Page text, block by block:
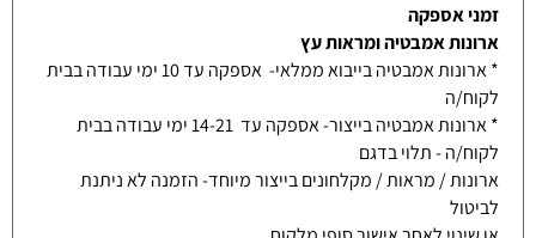
זמני אספקה
ארונות אמבטיה ומראות עץ
* ארונות אמבטיה בייבוא ממלאי- אספקה עד 10 ימי עבודה בבית
לקוח/ה
* ארונות אמבטיה בייצור- אספקה עד 14-21 ימי עבודה בבית
לקוח/ה - תלוי בדגם
ארונות / מראות / מקלחונים בייצור מיוחד- הזמנה לא ניתנת
לביטול